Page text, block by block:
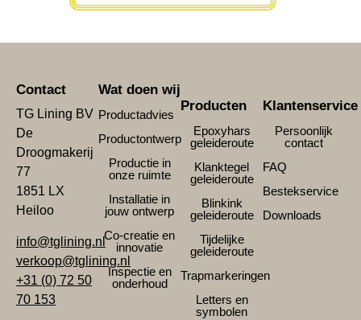
Contact
TG Lining BV
De
Droogmakerij
77
1851 LX
Heiloo
info@tglining.nl
verkoop@tglining.nl
+31 (0) 72 50
70 153
Wat doen wij
Productadvies
Productontwerp
Productie in
onze ruimte
Installatie in
jouw ontwerp
Co-creatie en
innovatie
Inspectie en
onderhoud
Producten
Epoxyhars
geleideroute
Klanktegel
geleideroute
Blinkink
geleideroute
Tijdelijke
geleideroute
Trapmarkeringen
Letters en
symbolen
Klantenservice
Persoonlijk
contact
FAQ
Bestekservice
Downloads